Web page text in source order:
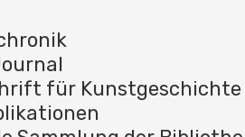
für Kunstgeschichte